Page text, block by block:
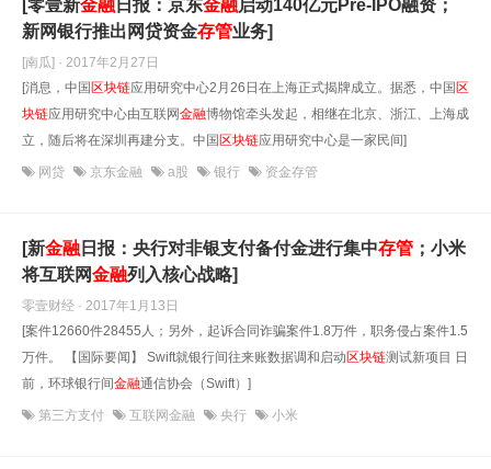
[零壹新金融 日报：京东金融启动140亿元Pre-IPO融资；
新网银行推出网贷资金存管业务]
[南瓜] · 2017年2月27日
[消息，中国区块链应用研究中心2月26日在上海正式揭牌成立。据悉，中国区
块链应用研究中心由互联网金融博物馆牵头发起，相继在北京、浙江、上海成
立，随后将在深圳再建分支。中国区块链应用研究中心是一家民间]
网贷 京东金融 a股 银行 资金存管
[新金融 日报：央行对非银支付备付金进行集中存管 ；小米
将互联网金融列入核心战略]
零壹财经 · 2017年1月13日
[案件12660件28455人；另外，起诉合同诈骗案件1.8万件，职务侵占案件1.5
万件。 【国际要闻】 Swift就银行间往来账数据调和启动区块链测试新项目 日
前，环球银行间金融通信协会（Swift）]
第三方支付 互联网金融 央行 小米